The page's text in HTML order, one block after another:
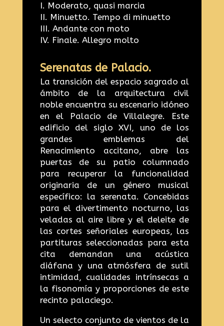
I. Moderato, quasi marcia
II. Minuetto. Tempo di minuetto
III. Andante con moto
IV. Finale. Allegro molto
Serenatas de Palacio.
La transición del espacio sagrado al
ámbito de la arquitectura civil
noble encuentra su escenario idóneo
en el Palacio de Villalegre. Este
edificio del siglo XVI, uno de los
grandes emblemas del
Renacimiento accitano, abre las
puertas de su patio columnado
para recuperar la funcionalidad
originaria de un género musical
específico: la serenata. Concebidas
para el divertimento nocturno, las
veladas al aire libre y el deleite de
las cortes señoriales europeas, las
partituras seleccionadas para esta
cita demandan una acústica
diáfana y una atmósfera de sutil
intimidad, cualidades intrínsecas a
la fisonomía y proporciones de este
recinto palaciego.
Un selecto conjunto de vientos de la